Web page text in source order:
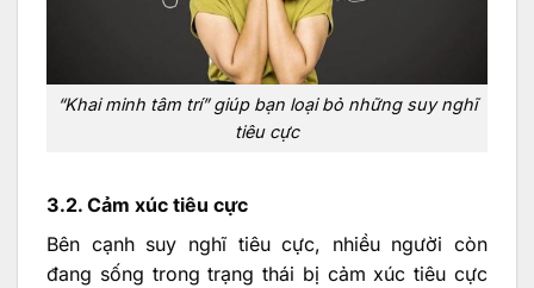
“Khai minh tâm trí” giúp bạn loại bỏ những suy nghĩ
tiêu cực
3.2. Cảm xúc tiêu cực
Bên cạnh suy nghĩ tiêu cực, nhiều người còn
đang sống trong trạng thái bị cảm xúc tiêu cực